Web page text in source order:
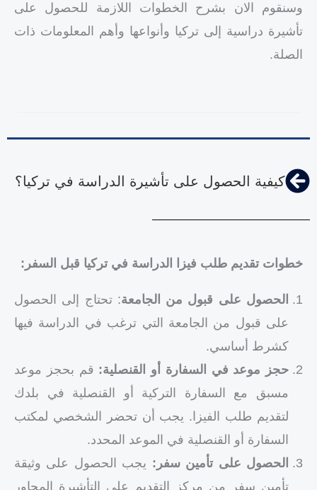
وسنقوم الان بشرح الخطوات اللازمة للحصول على
تأشيرة دراسية إلى تركيا وأنواعها وأهم المعلومات ذات
الصلة.
كيفية الحصول على تأشيرة الدراسة في تركيا؟
خطوات تقديم طلب فيزا الدراسة في تركيا قبل السفر:
الحصول على قبول من الجامعة: تحتاج إلى الحصول
على قبول من الجامعة التي ترغب في الدراسة فيها
كشرط أساسي.
حجز موعد في السفارة أو القنصلية: قم بحجز موعد
مسبق مع السفارة التركية أو القنصلية في بلدك
لتقديم طلب الفيزا. يجب أن تحضر الشخصي لمكتب
السفارة أو القنصلية في الموعد المحدد.
الحصول على تأمين سفر: يجب الحصول على وثيقة
تأمين سفر من مركز التقديم على التأشيرة المجاور